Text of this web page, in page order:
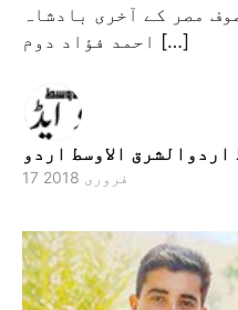
مصر کے آخری بادشاہ
احمد فؤاد دوم […]
اردوالشرق الاوسط اردو
17 فروری 2018